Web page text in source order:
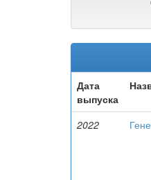
Дата
выпуска
2022